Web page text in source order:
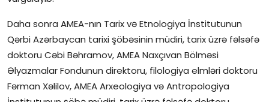
Daha sonra AMEA-nın Tarix və Etnologiya İnstitutunun
Qərbi Azərbaycan tarixi şöbəsinin müdiri, tarix üzrə fəlsəfə
doktoru Cəbi Bəhramov, AMEA Naxçıvan Bölməsi
Əlyazmalar Fondunun direktoru, filologiya elmləri doktoru
Fərman Xəlilov, AMEA Arxeologiya və Antropologiya